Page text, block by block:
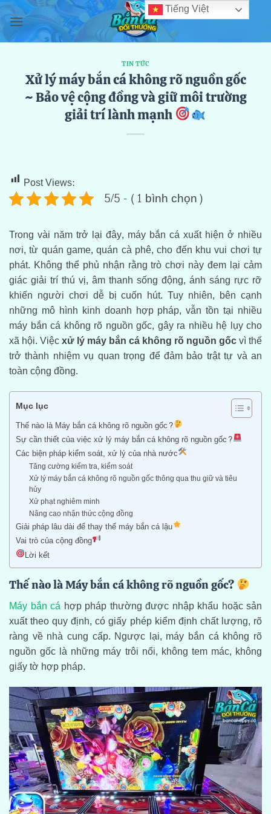
Bỏ
qua
nội
TIN TỨC
Xử lý máy bắn cá không rõ nguồn gốc
~ Bảo vệ cộng đồng và giữ môi trường
giải trí lành mạnh
Post Views:
5/5 - (1 bình chọn)
Trong vài năm trở lại đây, máy bắn cá xuất hiện ở nhiều
nơi, từ quán game, quán cà phê, cho đến khu vui chơi tự
phát. Không thể phủ nhận rằng trò chơi này đem lại cảm
giác giải trí thú vị, âm thanh sống động, ánh sáng rực rỡ
khiến người chơi dễ bị cuốn hút. Tuy nhiên, bên cạnh
những mô hình kinh doanh hợp pháp, vẫn tồn tại nhiều
máy bắn cá không rõ nguồn gốc, gây ra nhiều hệ lụy cho
xã hội. Việcxử lý máy bắn cá không rõ nguồn gốcvì thế
trở thành nhiệm vụ quan trọng để đảm bảo trật tự và an
toàn cộng đồng.
Mục lục
Thế nào là Máy bắn cá không rõ nguồn gốc?
Sự cần thiết của việc xử lý máy bắn cá không rõ nguồn gốc?
Các biện pháp kiểm soát, xử lý của nhà nước
Tăng cường kiểm tra, kiểm soát
Xử lý máy bắn cá không rõ nguồn gốc thông qua thu giữ và tiêu
hủy
Xử phạt nghiêm minh
Nâng cao nhận thức cộng đồng
Giải pháp lâu dài để thay thế máy bắn cá lậu
Vai trò của cộng đồng
Lời kết
Thế nào là Máy bắn cá không rõ nguồn gốc?
Máy bắn cá hợp pháp thường được nhập khẩu hoặc sản
xuất theo quy định, có giấy phép kiểm định chất lượng, rõ
ràng về nhà cung cấp. Ngược lại, máy bắn cá không rõ
nguồn gốc là những máy trôi nổi, không tem mác, không
giấy tờ hợp pháp.
Tiếng Việt